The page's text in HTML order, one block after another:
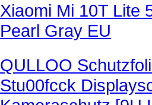
Xiaomi Mi 10T Lite
Pearl Gray EU
QULLOO
Stu00fcck